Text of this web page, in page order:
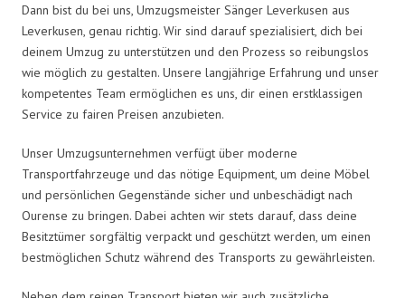
Dann bist du bei uns, Umzugsmeister Sänger Leverkusen aus
Leverkusen, genau richtig. Wir sind darauf spezialisiert, dich bei
deinem Umzug zu unterstützen und den Prozess so reibungslos
wie möglich zu gestalten. Unsere langjährige Erfahrung und unser
kompetentes Team ermöglichen es uns, dir einen erstklassigen
Service zu fairen Preisen anzubieten.
Unser Umzugsunternehmen verfügt über moderne
Transportfahrzeuge und das nötige Equipment, um deine Möbel
und persönlichen Gegenstände sicher und unbeschädigt nach
Ourense zu bringen. Dabei achten wir stets darauf, dass deine
Besitztümer sorgfältig verpackt und geschützt werden, um einen
bestmöglichen Schutz während des Transports zu gewährleisten.